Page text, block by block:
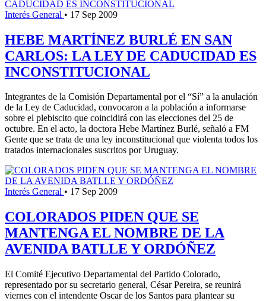
Interés General • 17 Sep 2009
HEBE MARTÍNEZ BURLÉ EN SAN
CARLOS: LA LEY DE CADUCIDAD ES
INCONSTITUCIONAL
Integrantes de la Comisión Departamental por el “Sí” a la anulación
de la Ley de Caducidad, convocaron a la población a informarse
sobre el plebiscito que coincidirá con las elecciones del 25 de
octubre. En el acto, la doctora Hebe Martínez Burlé, señaló a FM
Gente que se trata de una ley inconstitucional que violenta todos los
tratados internacionales suscritos por Uruguay.
Interés General • 17 Sep 2009
COLORADOS PIDEN QUE SE
MANTENGA EL NOMBRE DE LA
AVENIDA BATLLE Y ORDÓÑEZ
El Comité Ejecutivo Departamental del Partido Colorado,
representado por su secretario general, César Pereira, se reunirá
viernes con el intendente Oscar de los Santos para plantear su